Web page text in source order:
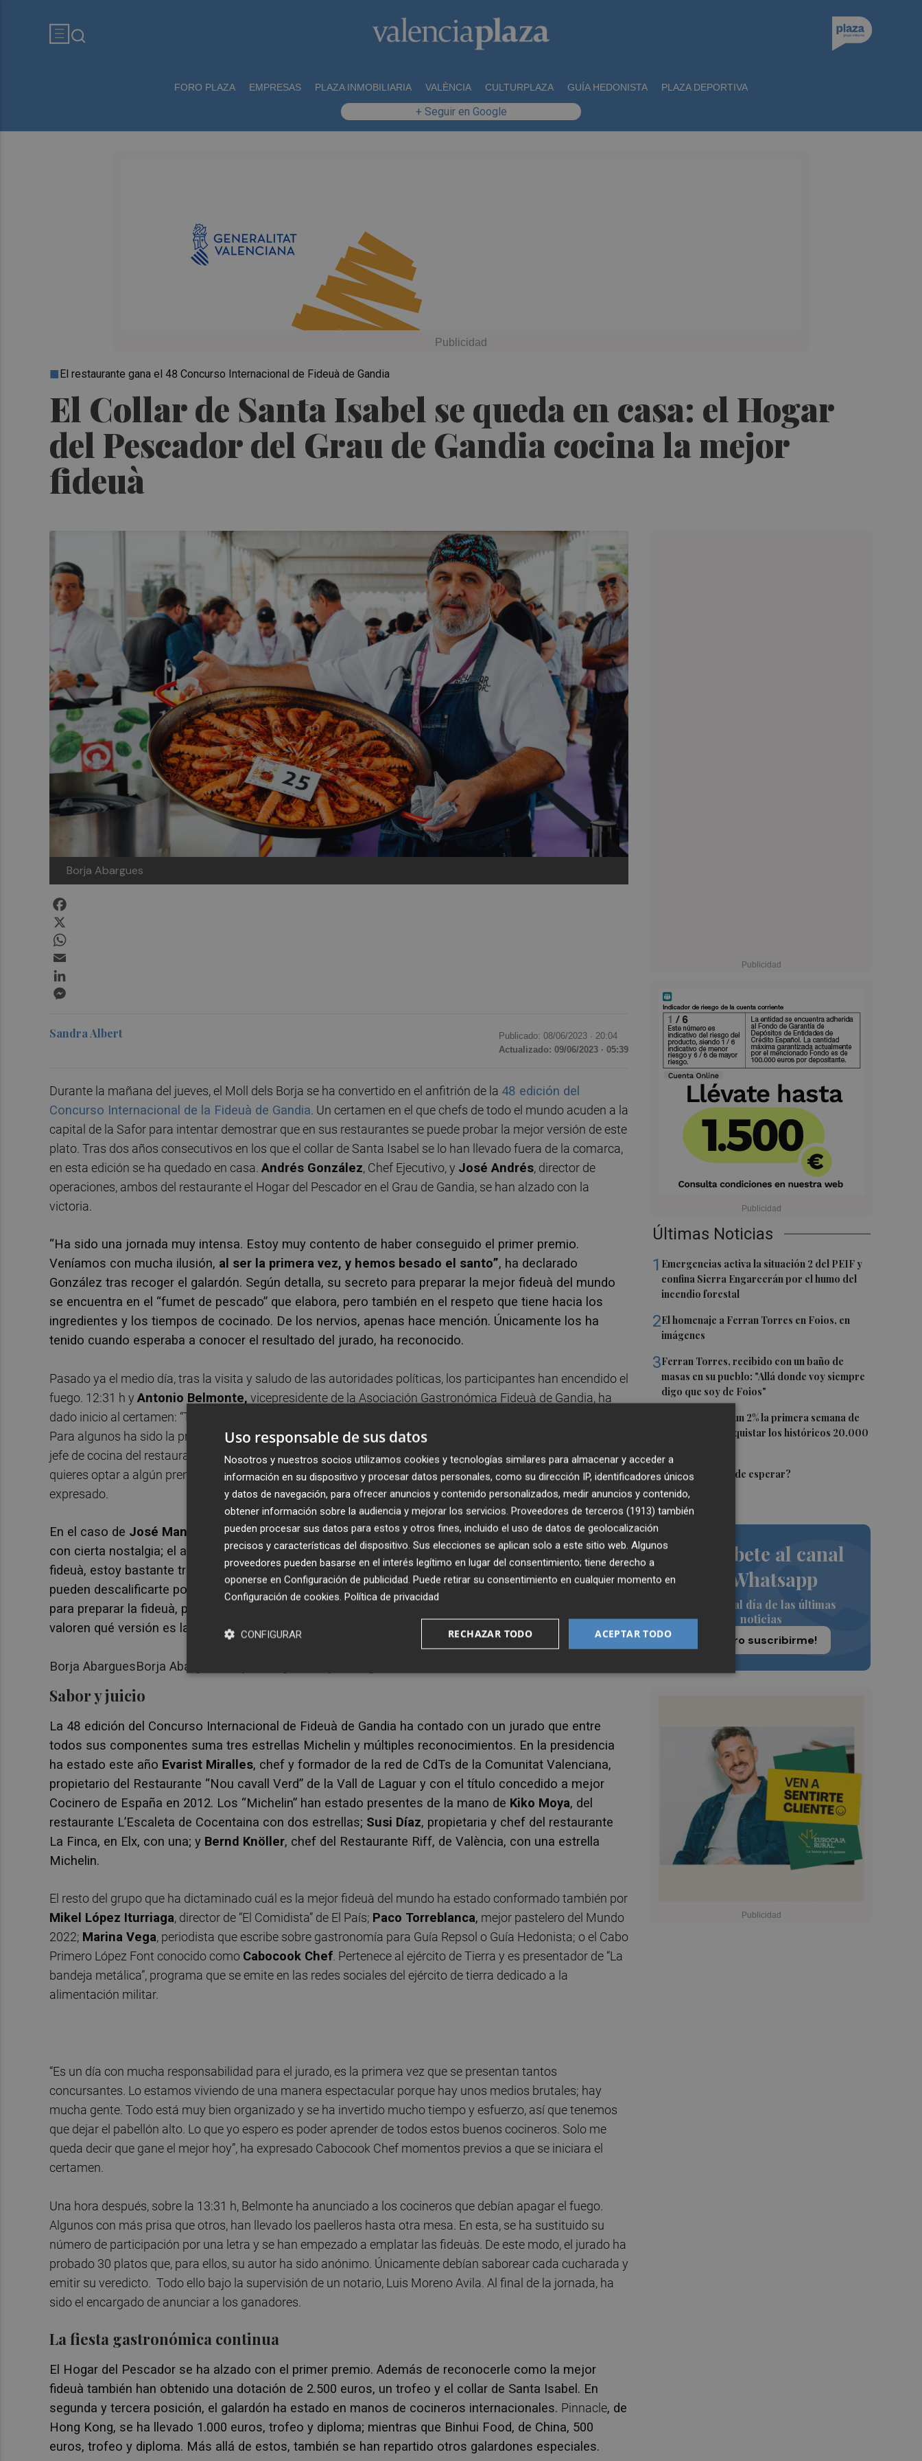
FORO PLAZA EMPRESAS PLAZA INMOBILIARIA VALÈNCIA CULTURPLAZA GUÍA HEDONISTA PLAZA DEPORTIVA
+ Seguir en Google
El Collar de Santa Isabel se queda en casa: el Hogar
del Pescador del Grau de Gandia cocina la mejor
fideuà
El restaurante gana el 48 Concurso Internacional de Fideuà de Gandia
Borja Abargues
Últimas Noticias
1 Emergencias activa la situación 2 del PEIF y
confina Sierra Engarcerán por el humo del
incendio forestal
2El homenaje a Ferran Torres en Foios, en
imágenes
3Ferran Torres, recibido con un baño de
masas en su pueblo: "Allá donde voy siempre
digo que soy de Foios"
El Ibex 35 sube un 2% la primera semana de
agosto tras conquistar los históricos 20.000
5 ¿El Pacífico puede esperar?
Suscríbete al canal
de Whatsapp
Siempre al día de las últimas
noticias
¡Quiero suscribirme!
Sandra Albert Publicado: 08/06/2023 · 20:04
Actualizado: 09/06/2023 · 05:39
Durante la mañana del jueves, el Moll dels Borja se ha convertido en el anfitrión de la 48 edición del
Concurso Internacional de la Fideuà de Gandia. Un certamen en el que chefs de todo el mundo acuden a la
capital de la Safor para intentar demostrar que en sus restaurantes se puede probar la mejor versión de este
plato. Tras dos años consecutivos en los que el collar de Santa Isabel se lo han llevado fuera de la comarca,
en esta edición se ha quedado en casa. Andrés González, Chef Ejecutivo, y José Andrés, director de
operaciones, ambos del restaurante el Hogar del Pescador en el Grau de Gandia, se han alzado con la
victoria.
“Ha sido una jornada muy intensa. Estoy muy contento de haber conseguido el primer premio.
Veníamos con mucha ilusión, al ser la primera vez, y hemos besado el santo”, ha declarado
González tras recoger el galardón. Según detalla, su secreto para preparar la mejor fideuà del mundo
se encuentra en el “fumet de pescado” que elabora, pero también en el respeto que tiene hacia los
ingredientes y los tiempos de cocinado. De los nervios, apenas hace mención. Únicamente los ha
tenido cuando esperaba a conocer el resultado del jurado, ha reconocido.
Pasado ya el medio día, tras la visita y saludo de las autoridades políticas, los participantes han encendido el
fuego. 12:31 h y Antonio Belmonte, vicepresidente de la Asociación Gastronómica Fideuà de Gandia, ha
dado inicio al certamen: “Tenéis una hora para preparar la fideuà. Quien no lo tenga, estará descalificado”.
Para algunos ha sido la primera vez que han escuchado estas palabras, como en el caso de
jefe de cocina del restaurante
La Plaza de Torrent. “Un poco nervioso al principio, pero con ganas. Siempre
quieres optar a algún premio, pero lo importante es participar, pasar un buen día y hacer lo que te gusta”, ha
expresado.
En el caso de José Manuel Navarro, propietario deCasa José de Gandia, la experiencia se ha vivido
con cierta nostalgia; el año pasado logró el tercer puesto. “Como estoy acostumbrado ya a cocinar la
fideuà, estoy bastante tranquilo. Eso sí, mirando el reloj todo el rato para que no pase el tiempo;
pueden descalificarte por eso”, ha contado. Tal y como explica Belmonte, cada chef tiene su secreto
para preparar la fideuà, pero todos deben tenerla lista en una hora para que los jueces del concurso
valoren qué versión es la mejor.
Borja AbarguesBorja AbarguesBorja AbarguesBorja Abargues
Sabor y juicio
La 48 edición del Concurso Internacional de Fideuà de Gandia ha contado con un jurado que entre
todos sus componentes suma tres estrellas Michelin y múltiples reconocimientos. En la presidencia
ha estado este año Evarist Miralles, chef y formador de la red de CdTs de la Comunitat Valenciana,
propietario del Restaurante “Nou cavall Verd” de la Vall de Laguar y con el título concedido a mejor
Cocinero de España en 2012. Los “Michelin” han estado presentes de la mano de Kiko Moya, del
restaurante L’Escaleta de Cocentaina con dos estrellas; Susi Díaz, propietaria y chef del restaurante
La Finca, en Elx, con una; y Bernd Knöller, chef del Restaurante Riff, de València, con una estrella
Michelin.
El resto del grupo que ha dictaminado cuál es la mejor fideuà del mundo ha estado conformado también por
Mikel López Iturriaga, director de “El Comidista” de El País; Paco Torreblanca, mejor pastelero del Mundo
2022; Marina Vega, periodista que escribe sobre gastronomía para Guía Repsol o Guía Hedonista; o el Cabo
Primero López Font conocido como Cabocook Chef. Pertenece al ejército de Tierra y es presentador de “La
bandeja metálica”, programa que se emite en las redes sociales del ejército de tierra dedicado a la
alimentación militar.
“Es un día con mucha responsabilidad para el jurado, es la primera vez que se presentan tantos
concursantes. Lo estamos viviendo de una manera espectacular porque hay unos medios brutales; hay
mucha gente. Todo está muy bien organizado y se ha invertido mucho tiempo y esfuerzo, así que tenemos
que dejar el pabellón alto. Lo que yo espero es poder aprender de todos estos buenos cocineros. Solo me
queda decir que gane el mejor hoy”, ha expresado Cabocook Chef momentos previos a que se iniciara el
certamen.
Una hora después, sobre la 13:31 h, Belmonte ha anunciado a los cocineros que debían apagar el fuego.
Algunos con más prisa que otros, han llevado los paelleros hasta otra mesa. En esta, se ha sustituido su
número de participación por una letra y se han empezado a emplatar las fideuàs. De este modo, el jurado ha
probado 30 platos que, para ellos, su autor ha sido anónimo. Únicamente debían saborear cada cucharada y
emitir su veredicto. Todo ello bajo la supervisión de un notario, Luis Moreno Avila. Al final de la jornada, ha
sido el encargado de anunciar a los ganadores.
La fiesta gastronómica continua
El Hogar del Pescador se ha alzado con el primer premio. Además de reconocerle como la mejor
fideuà también han obtenido una dotación de 2.500 euros, un trofeo y el collar de Santa Isabel. En
segunda y tercera posición, el galardón ha estado en manos de cocineros internacionales. Pinnacle, de
Hong Kong, se ha llevado 1.000 euros, trofeo y diploma; mientras que Binhui Food, de China, 500
euros, trofeo y diploma. Más allá de estos, también se han repartido otros galardones especiales.
Uso responsable de sus datos
Nosotros y nuestros socios utilizamos cookies y tecnologías similares para almacenar y acceder a
información en su dispositivo y procesar datos personales, como su dirección IP, identificadores únicos
y datos de navegación, para ofrecer anuncios y contenido personalizados, medir anuncios y contenido,
obtener información sobre la audiencia y mejorar los servicios. Proveedores de terceros (1913) también
pueden procesar sus datos para estos y otros fines, incluido el uso de datos de geolocalización
precisos y características del dispositivo. Sus elecciones se aplican solo a este sitio web. Algunos
proveedores pueden basarse en el interés legítimo en lugar del consentimiento; tiene derecho a
oponerse en Configuración de publicidad. Puede retirar su consentimiento en cualquier momento en
Configuración de cookies. Política de privacidad
ACEPTAR TODO
RECHAZAR TODO
CONFIGURAR